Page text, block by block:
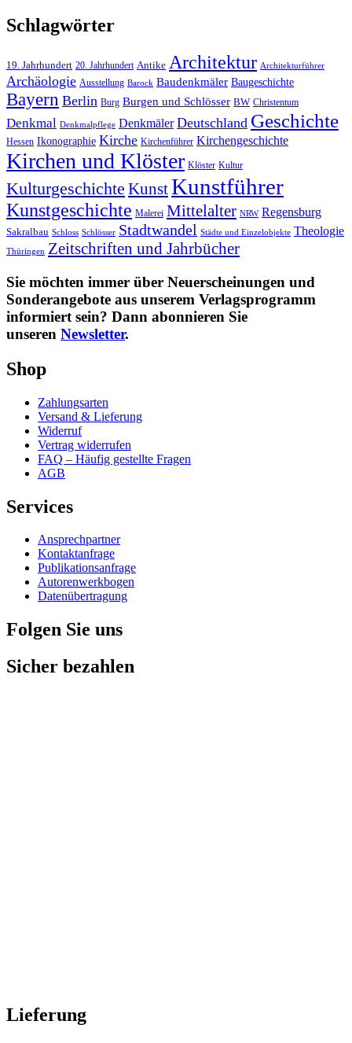
Schlagwörter
19. Jahrhundert 20. Jahrhundert Antike Architektur Architekturführer
Archäologie Ausstellung Barock Baudenkmäler Baugeschichte
Bayern Berlin Burg Burgen und Schlösser BW Christentum
Denkmal Denkmalpflege Denkmäler Deutschland Geschichte
Hessen Ikonographie Kirche Kirchenführer Kirchengeschichte
Kirchen und Klöster Klöster Kultur
Kulturgeschichte KunstKunstführer
Kunstgeschichte Malerei Mittelalter NRW Regensburg
Sakralbau Schloss Schlösser Stadtwandel Städte und Einzelobjekte Theologie
Thüringen Zeitschriften und Jahrbücher
Sie möchten immer über Neuerscheinungen und
Sonderangebote aus unserem Verlagsprogramm
informiert sein? Dann abonnieren Sie
unseren Newsletter.
Shop
Zahlungsarten
Versand & Lieferung
Widerruf
Vertrag widerrufen
FAQ – Häufig gestellte Fragen
AGB
Services
Ansprechpartner
Kontaktanfrage
Publikationsanfrage
Autorenwerkbogen
Datenübertragung
Folgen Sie uns
Sicher bezahlen
Lieferung